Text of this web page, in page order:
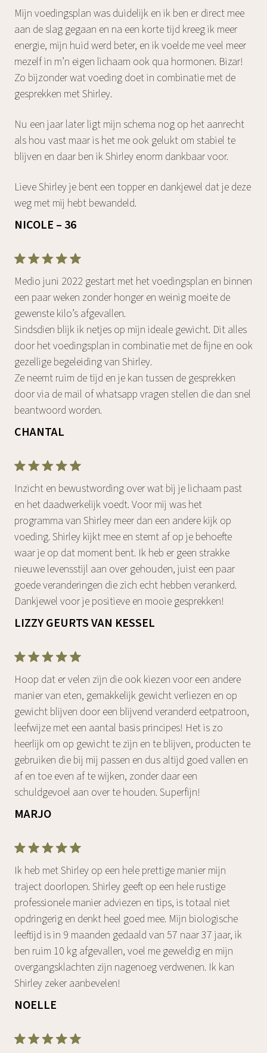
‌Mijn voedingsplan was duidelijk en ik ben er direct mee
aan de slag gegaan en na een korte tijd kreeg ik meer
energie, mijn huid werd beter, en ik voelde me veel meer
mezelf in m’n eigen lichaam ook qua hormonen. Bizar!
Zo bijzonder wat voeding doet in combinatie met de
gesprekken met Shirley.‌
Nu een jaar later ligt mijn schema nog op het aanrecht
als hou vast maar is het me ook gelukt om stabiel te
blijven en daar ben ik Shirley enorm dankbaar voor.
Lieve Shirley je bent een topper en dankjewel dat je deze
weg met mij hebt bewandeld.
NICOLE – 36
Medio juni 2022 gestart met het voedingsplan en binnen
een paar weken zonder honger en weinig moeite de
gewenste kilo’s afgevallen.
Sindsdien blijk ik netjes op mijn ideale gewicht. Dit alles
door het voedingsplan in combinatie met de fijne en ook
gezellige begeleiding van Shirley.
Ze neemt ruim de tijd en je kan tussen de gesprekken
door via de mail of whatsapp vragen stellen die dan snel
beantwoord worden.
CHANTAL
Inzicht en bewustwording over wat bij je lichaam past
en het daadwerkelijk voedt. Voor mij was het
programma van Shirley meer dan een andere kijk op
voeding. Shirley kijkt mee en stemt af op je behoefte
waar je op dat moment bent. Ik heb er geen strakke
nieuwe levensstijl aan over gehouden, juist een paar
goede veranderingen die zich echt hebben verankerd.
Dankjewel voor je positieve en mooie gesprekken!
LIZZY GEURTS VAN KESSEL
Hoop dat er velen zijn die ook kiezen voor een andere
manier van eten, gemakkelijk gewicht verliezen en op
gewicht blijven door een blijvend veranderd eetpatroon,
leefwijze met een aantal basis principes! Het is zo
heerlijk om op gewicht te zijn en te blijven, producten te
gebruiken die bij mij passen en dus altijd goed vallen en
af en toe even af te wijken, zonder daar een
schuldgevoel aan over te houden. Superfijn!
MARJO
Ik heb met Shirley op een hele prettige manier mijn
traject doorlopen. Shirley geeft op een hele rustige
professionele manier adviezen en tips, is totaal niet
opdringerig en denkt heel goed mee. Mijn biologische
leeftijd is in 9 maanden gedaald van 57 naar 37 jaar, ik
ben ruim 10 kg afgevallen, voel me geweldig en mijn
overgangsklachten zijn nagenoeg verdwenen. Ik kan
Shirley zeker aanbevelen!
NOELLE